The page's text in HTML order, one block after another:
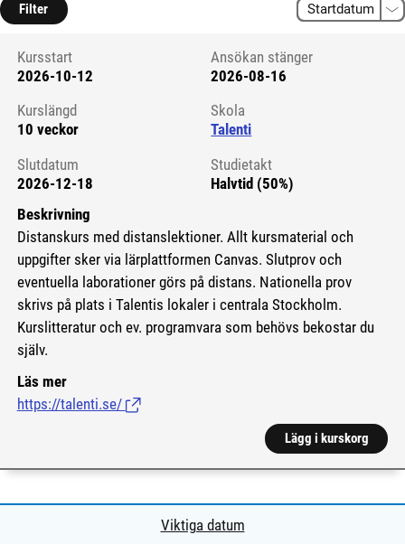
Filter
Kursstart 6286269
Kursstart
2026-10-12
Ansökan stänger
2026-08-16
Kurslängd
10 veckor
Skola
Talenti
Slutdatum
2026-12-18
Studietakt
Halvtid (50%)
Beskrivning
Distanskurs med distanslektioner. Allt kursmaterial och
uppgifter sker via lärplattformen Canvas. Slutprov och
eventuella laborationer görs på distans. Nationella prov
skrivs på plats i Talentis lokaler i centrala Stockholm.
Kurslitteratur och ev. programvara som behövs bekostar du
själv.
Läs mer
https://talenti.se/ (Länk till extern sida.)
Lägg i kurskorg
Viktiga datum